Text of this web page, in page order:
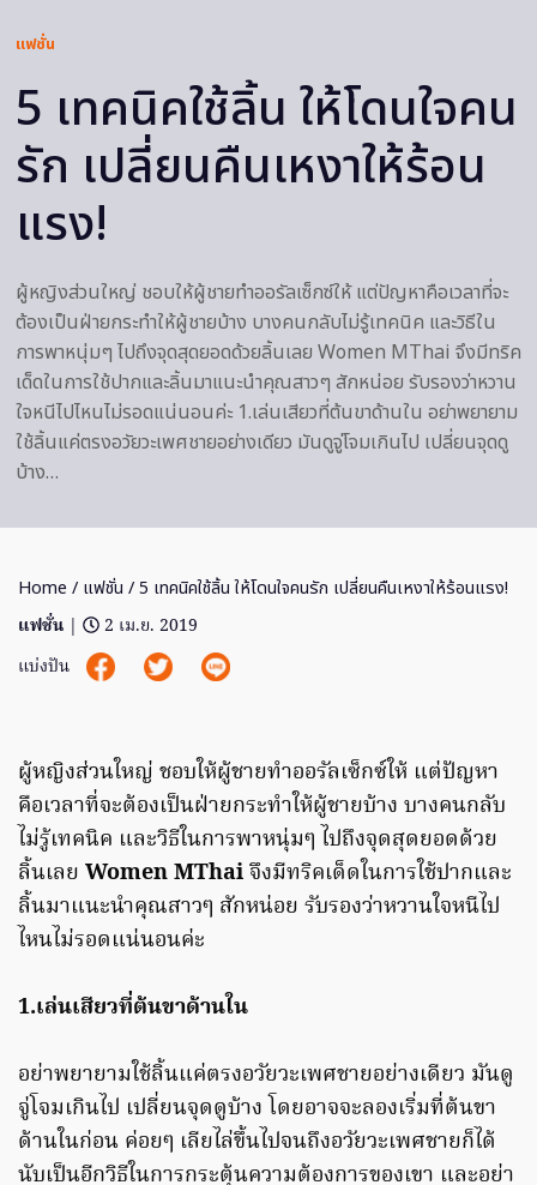
แฟชั่น
5 เทคนิคใช้ลิ้น ให้โดนใจคน
รัก เปลี่ยนคืนเหงาให้ร้อน
แรง!
ผู้หญิงส่วนใหญ่ ชอบให้ผู้ชายทำออรัลเซ็กซ์ให้ แต่ปัญหาคือเวลาที่จะ
ต้องเป็นฝ่ายกระทำให้ผู้ชายบ้าง บางคนกลับไม่รู้เทคนิค และวิธีใน
การพาหนุ่มๆ ไปถึงจุดสุดยอดด้วยลิ้นเลย Women MThai จึงมีทริค
เด็ดในการใช้ปากและลิ้นมาแนะนำคุณสาวๆ สักหน่อย รับรองว่าหวาน
ใจหนีไปไหนไม่รอดแน่นอนค่ะ 1.เล่นเสียวที่ต้นขาด้านใน อย่าพยายาม
ใช้ลิ้นแค่ตรงอวัยวะเพศชายอย่างเดียว มันดูจู่โจมเกินไป เปลี่ยนจุดดู
บ้าง…
Home / แฟชั่น / 5 เทคนิคใช้ลิ้น ให้โดนใจคนรัก เปลี่ยนคืนเหงาให้ร้อนแรง!
แฟชั่น |
2 เม.ย. 2019
แบ่งปัน
ผู้หญิงส่วนใหญ่ ชอบให้ผู้ชายทำออรัลเซ็กซ์ให้ แต่ปัญหา
คือเวลาที่จะต้องเป็นฝ่ายกระทำให้ผู้ชายบ้าง บางคนกลับ
ไม่รู้เทคนิค และวิธีในการพาหนุ่มๆ ไปถึงจุดสุดยอดด้วย
ลิ้นเลย Women MThaiจึงมีทริคเด็ดในการใช้ปากและ
ลิ้นมาแนะนำคุณสาวๆ สักหน่อย รับรองว่าหวานใจหนีไป
ไหนไม่รอดแน่นอนค่ะ
1.เล่นเสียวที่ต้นขาด้านใน
อย่าพยายามใช้ลิ้นแค่ตรงอวัยวะเพศชายอย่างเดียว มันดู
จู่โจมเกินไป เปลี่ยนจุดดูบ้าง โดยอาจจะลองเริ่มที่ต้นขา
ด้านในก่อน ค่อยๆ เลียไล่ขึ้นไปจนถึงอวัยวะเพศชายก็ได้
นับเป็นอีกวิธีในการกระตุ้นความต้องการของเขา และอย่า